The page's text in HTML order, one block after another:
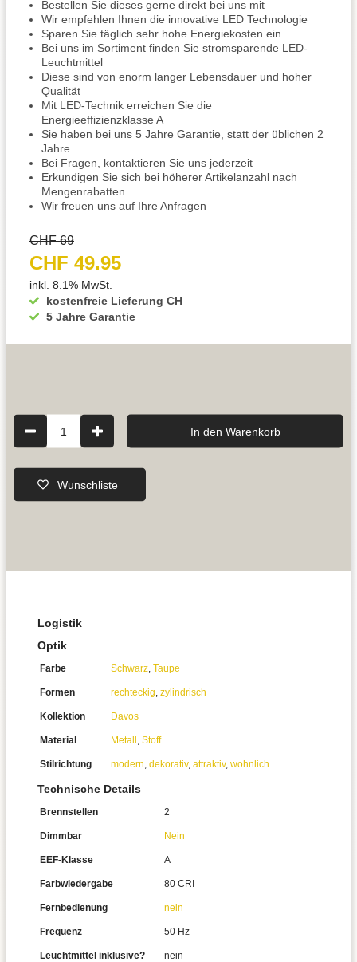
Bestellen Sie dieses gerne direkt bei uns mit
Wir empfehlen Ihnen die innovative LED Technologie
Sparen Sie täglich sehr hohe Energiekosten ein
Bei uns im Sortiment finden Sie stromsparende LED-
Leuchtmittel
Diese sind von enorm langer Lebensdauer und hoher
Qualität
Mit LED-Technik erreichen Sie die
Energieeffizienzklasse A
Sie haben bei uns 5 Jahre Garantie, statt der üblichen 2
Jahre
Bei Fragen, kontaktieren Sie uns jederzeit
Erkundigen Sie sich bei höherer Artikelanzahl nach
Mengenrabatten
Wir freuen uns auf Ihre Anfragen
kostenfreie Lieferung CH
5 Jahre Garantie
CHF 69
CHF 49.95
inkl. 8.1% MwSt.
1 In den Warenkorb
Wunschliste
Logistik
Optik
Farbe Schwarz, Taupe
Formen rechteckig, zylindrisch
Kollektion Davos
Material Metall , Stoff
Stilrichtung modern, dekorativ, attraktiv, wohnlich
Technische Details
Brennstellen 2
Dimmbar Nein
EEF-Klasse A
Farbwiedergabe 80 CRI
Fernbedienung nein
Frequenz 50 Hz
Leuchtmittel inklusive? nein